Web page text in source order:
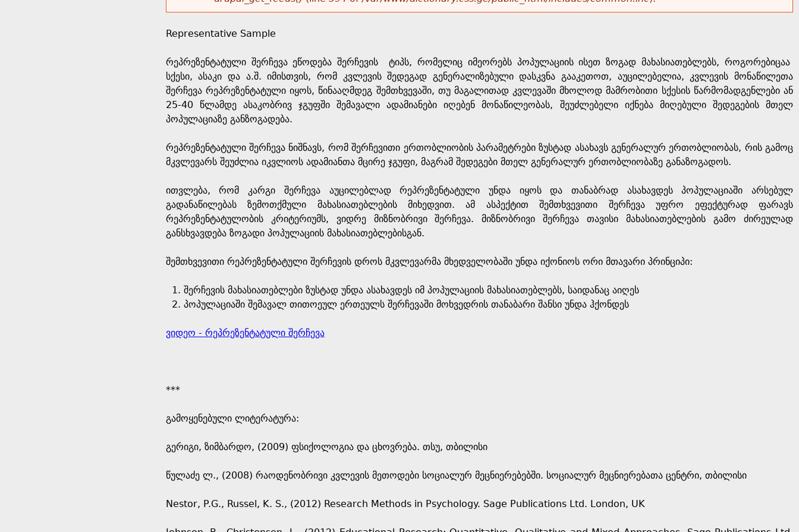
r
s
e
h
e
r
e
o
r
m
e
s
a
g
e
Representative Sample
რეპრეზენტატული შერჩევა ეწოდება შერჩევის ტიპს, რომელიც იმეორებს პოპულაციის ისეთ ზოგად მახასიათებლებს, როგორებიცაა
სქესი, ასაკი და ა.შ. იმისთვის, რომ კვლევის შედეგად გენერალიზებული დასკვნა გააკეთოთ, აუცილებელია, კვლევის მონაწილეთა
შერჩევა რეპრეზენტატული იყოს, წინააღმდეგ შემთხვევაში, თუ მაგალითად კვლევაში მხოლოდ მამრობითი სქესის წარმომადგენლები ან
25-40 წლამდე ასაკობრივ ჯგუფში შემავალი ადამიანები იღებენ მონაწილეობას, შეუძლებელი იქნება მიღებული შედეგების მთელ
პოპულაციაზე განზოგადება.
რეპრეზენტატული შერჩევა ნიშნავს, რომ შერჩევითი ერთობლიობის პარამეტრები ზუსტად ასახავს გენერალურ ერთობლიობას, რის გამოც
მკვლევარს შეუძლია იკვლიოს ადამიანთა მცირე ჯგუფი, მაგრამ შედეგები მთელ გენერალურ ერთობლიობაზე განაზოგადოს.
ითვლება, რომ კარგი შერჩევა აუცილებლად რეპრეზენტატული უნდა იყოს და თანაბრად ასახავდეს პოპულაციაში არსებულ
გადანაწილებას ზემოთქმული მახასიათებლების მიხედვით. ამ ასპექტით შემთხვევითი შერჩევა უფრო ეფექტურად ფარავს
რეპრეზენტატულობის კრიტერიუმს, ვიდრე მიზნობრივი შერჩევა. მიზნობრივი შერჩევა თავისი მახასიათებლების გამო ძირეულად
განსხვავდება ზოგადი პოპულაციის მახასიათებლებისგან.
შემთხვევითი რეპრეზენტატული შერჩევის დროს მკვლევარმა მხედველობაში უნდა იქონიოს ორი მთავარი პრინციპი:
შერჩევის მახასიათებლები ზუსტად უნდა ასახავდეს იმ პოპულაციის მახასიათებლებს, საიდანაც აიღეს
პოპულაციაში შემავალ თითოეულ ერთეულს შერჩევაში მოხვედრის თანაბარი შანსი უნდა ჰქონდეს
ვიდეო - რეპრეზენტატული შერჩევა
***
გამოყენებული ლიტერატურა:
გერიგი, ზიმბარდო, (2009) ფსიქოლოგია და ცხოვრება. თსუ, თბილისი
წულაძე ლ., (2008) რაოდენობრივი კვლევის მეთოდები სოციალურ მეცნიერებებში. სოციალურ მეცნიერებათა ცენტრი, თბილისი
Nestor, P.G., Russel, K. S., (2012) Research Methods in Psychology. Sage Publications Ltd. London, UK